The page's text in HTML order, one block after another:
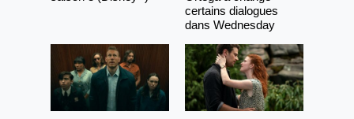
certains dialogues
dans Wednesday